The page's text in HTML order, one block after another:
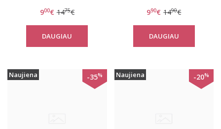
liemenėlė Happy Heart
35 WDUM
900€ 1475€
DAUGIAU
990€ 1490€
DAUGIAU
Naujiena -35% Naujiena -20%